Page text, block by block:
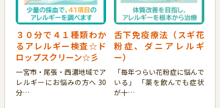
３０分で４１種類わか
るアレルギー検査☆ド
ロップスクリーン☆彡
一宮市・尾張・西濃地域でア
レルギーにお悩みの方へ 30
分…
舌下免疫療法（スギ花
粉症、ダニアレルギ
ー）
「毎年つらい花粉症に悩んで
いる」 「薬を飲んでも症状
が十…